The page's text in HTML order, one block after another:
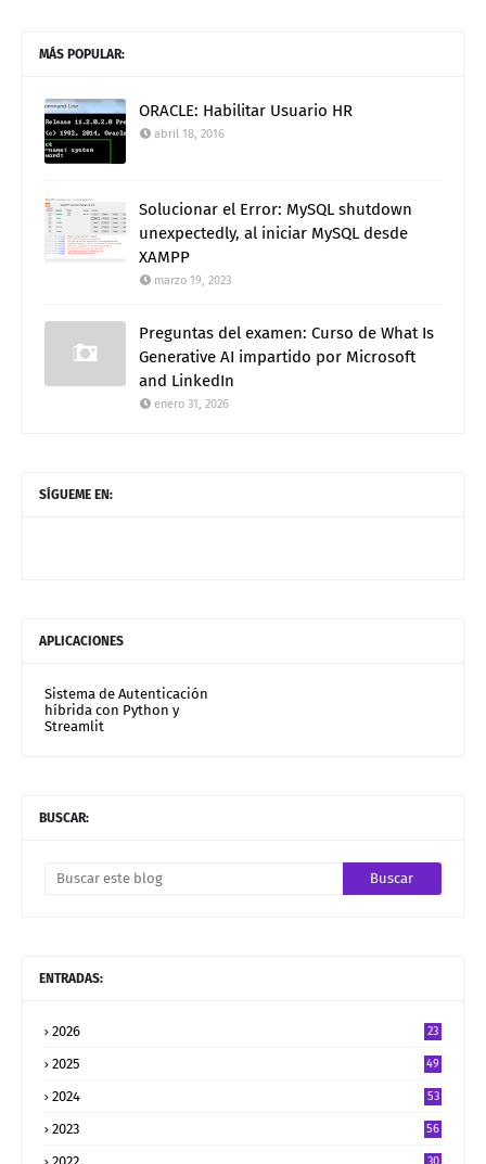
MÁS POPULAR:
ORACLE: Habilitar Usuario HR
abril 18, 2016
Solucionar el Error: MySQL shutdown
unexpectedly, al iniciar MySQL desde
XAMPP
marzo 19, 2023
Preguntas del examen: Curso de What Is
Generative AI impartido por Microsoft
and LinkedIn
enero 31, 2026
SÍGUEME EN:
APLICACIONES
Sistema de Autenticación
híbrida con Python y
Streamlit
BUSCAR:
ENTRADAS:
2026 23
2025 49
2024 53
2023 56
30